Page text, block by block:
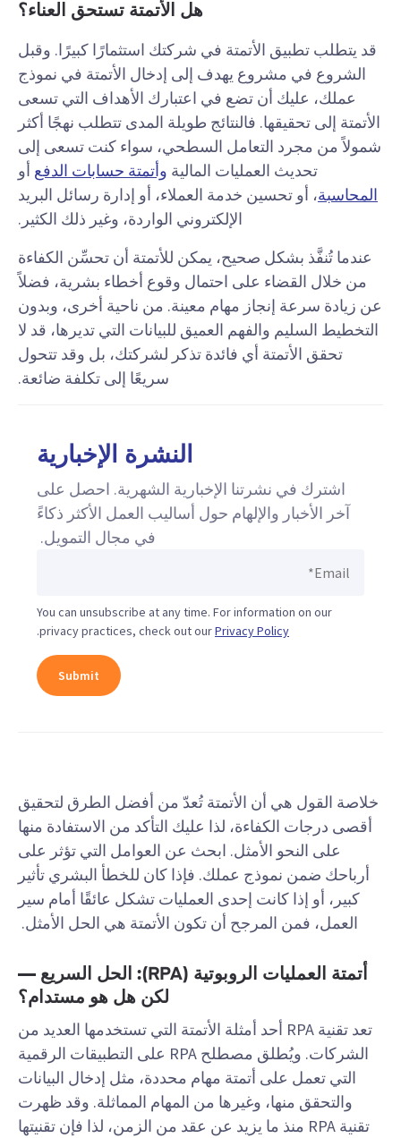
هل الأتمتة تستحق العناء؟
قد يتطلب تطبيق الأتمتة في شركتك استثمارًا كبيرًا. وقبل
الشروع في مشروع يهدف إلى إدخال الأتمتة في نموذج
عملك، عليك أن تضع في اعتبارك الأهداف التي تسعى
الأتمتة إلى تحقيقها. فالنتائج طويلة المدى تتطلب نهجًا أكثر
شمولاً من مجرد التعامل السطحي، سواء كنت تسعى إلى
تحديث العمليات المالية وأتمتة حسابات الدفع أو
المحاسبة، أو تحسين خدمة العملاء، أو إدارة رسائل البريد
الإلكتروني الواردة، وغير ذلك الكثير.
عندما تُنفَّذ بشكل صحيح، يمكن للأتمتة أن تحسِّن الكفاءة
من خلال القضاء على احتمال وقوع أخطاء بشرية، فضلاً
عن زيادة سرعة إنجاز مهام معينة. من ناحية أخرى، وبدون
التخطيط السليم والفهم العميق للبيانات التي تديرها، قد لا
تحقق الأتمتة أي فائدة تذكر لشركتك، بل وقد تتحول
سريعًا إلى تكلفة ضائعة.
النشرة الإخبارية
اشترك في نشرتنا الإخبارية الشهرية. احصل على
آخر الأخبار والإلهام حول أساليب العمل الأكثر ذكاءً
في مجال التمويل.
You can unsubscribe at any time. For information on our
privacy practices, check out ourPrivacy Policy
.
خلاصة القول هي أن الأتمتة تُعدّ من أفضل الطرق لتحقيق
أقصى درجات الكفاءة، لذا عليك التأكد من الاستفادة منها
على النحو الأمثل. ابحث عن العوامل التي تؤثر على
أرباحك ضمن نموذج عملك. فإذا كان للخطأ البشري تأثير
كبير، أو إذا كانت إحدى العمليات تشكل عائقًا أمام سير
العمل، فمن المرجح أن تكون الأتمتة هي الحل الأمثل.
أتمتة العمليات الروبوتية (RPA): الحل السريع —
لكن هل هو مستدام؟
تعد تقنية RPA أحد أمثلة الأتمتة التي تستخدمها العديد من
الشركات. ويُطلق مصطلح RPA على التطبيقات الرقمية
التي تعمل على أتمتة مهام محددة، مثل إدخال البيانات
والتحقق منها، وغيرها من المهام المماثلة. وقد ظهرت
تقنية RPA منذ ما يزيد عن عقد من الزمن، لذا فإن تقنيتها